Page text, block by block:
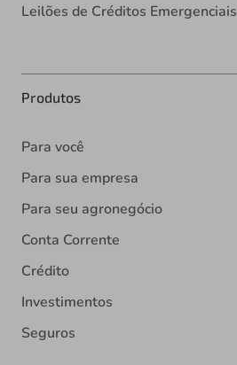
Leilões de Créditos Emergenciais
Produtos
Para você
Para sua empresa
Para seu agronegócio
Conta Corrente
Crédito
Investimentos
Seguros